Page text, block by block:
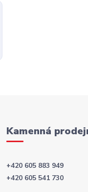
Kamenná
+420 605 883 949
+420 605 541 730